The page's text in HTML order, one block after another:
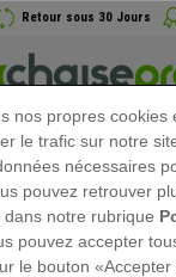
Retour sous 30 Jours
d'été chez
nos propres cookies
le trafic sur notre
nécessaires
pouvez retrouver
dans notre rubrique
pouvez accepter
le bouton «Accepter